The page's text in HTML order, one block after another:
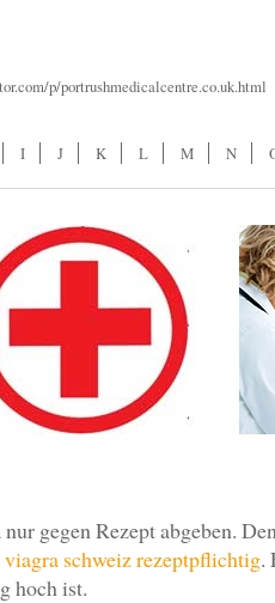
p/portrushmedicalcentre.co.uk.html
I J K L M N
gegen Rezept abgeben.
viagra schweiz rezeptpflichtig.
hoch ist.